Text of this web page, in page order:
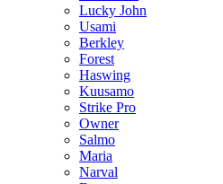
Lucky John
Usami
Berkley
Forest
Haswing
Kuusamo
Strike Pro
Owner
Salmo
Maria
Narval